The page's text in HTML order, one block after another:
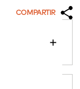
COMPARTIR